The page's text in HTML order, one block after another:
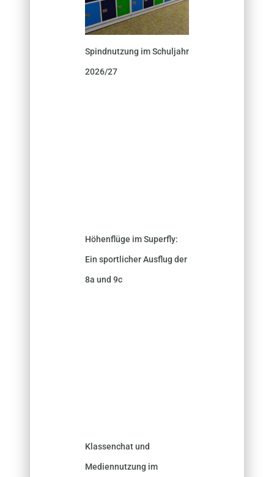
Spindnutzung im Schuljahr
2026/27
Höhenflüge im Superfly:
Ein sportlicher Ausflug der
8a und 9c
Klassenchat und
Mediennutzung im